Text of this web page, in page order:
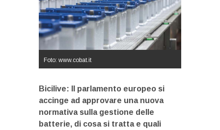
Foto: www.cobat.it
Bicilive: Il parlamento europeo si
accinge ad approvare una nuova
normativa sulla gestione delle
batterie, di cosa si tratta e quali